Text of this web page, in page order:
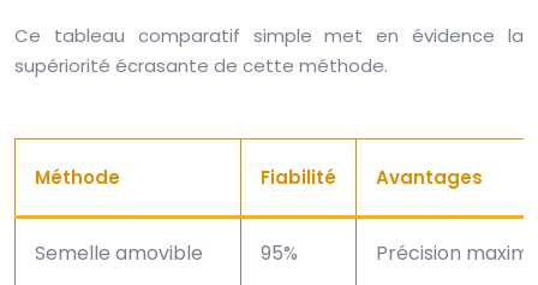
Ce tableau comparatif simple met en évidence la
supériorité écrasante de cette méthode.
Méthode Fiabilité Avantages
Semelle amovible 95% Précision